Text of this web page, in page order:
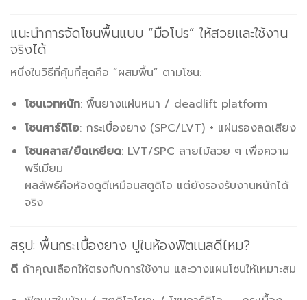
แนะนำการจัดโซนพื้นแบบ “มือโปร” ให้สวยและใช้งาน
จริงได้
หนึ่งในวิธีที่คุ้มที่สุดคือ “ผสมพื้น” ตามโซน:
โซนเวทหนัก: พื้นยางแผ่นหนา / deadlift platform
โซนคาร์ดิโอ: กระเบื้องยาง (SPC/LVT) + แผ่นรองลดเสียง
โซนคลาส/ยืดเหยียด: LVT/SPC ลายไม้สวย ๆ เพื่อความ
พรีเมียม
ผลลัพธ์คือห้องดูดีเหมือนสตูดิโอ แต่ยังรองรับงานหนักได้
จริง
สรุป: พื้นกระเบื้องยาง ปูในห้องฟิตเนสดีไหม?
ดี ถ้าคุณเลือกให้ตรงกับการใช้งาน และวางแผนโซนให้เหมาะสม